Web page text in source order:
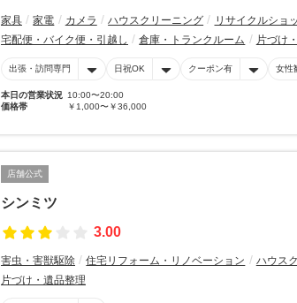
家具 家電 カメラ ハウスクリーニング リサイクルショ
宅配便・バイク便・引越し
倉庫・トランクルーム 片づけ
出張・訪問専門 日祝OK クーポン有 女性
本日の営業状況 10:00〜20:00
価格帯
￥1,000〜￥36,000
店舗公式
シンミツ
3.00
害虫・害獣駆除 住宅リフォーム・リノベーション ハウス
片づけ・遺品整理